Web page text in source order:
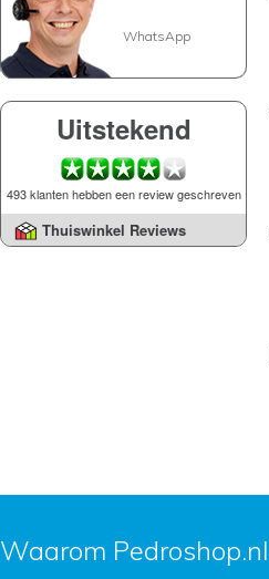
WhatsApp
Uitstekend
493 klanten hebben een review geschreven
Thuiswinkel Reviews
Waarom Pedroshop.nl